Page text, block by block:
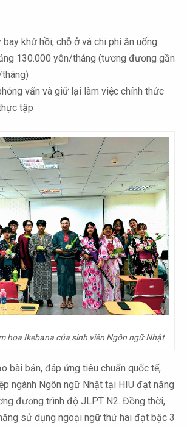
bay khứ hồi, chỗ ở và chi phí ăn uống
130.000 yên/tháng (tương đương gần
vấn và giữ lại làm việc chính thức
tập
hoa Ikebana của sinh viên Ngôn ngữ Nhật
bài bản, đáp ứng tiêu chuẩn quốc tế,
ngành Ngôn ngữ Nhật tại HIU đạt năng
đương trình độ JLPT N2. Đồng thời,
sử dụng ngoại ngữ thứ hai đạt bậc 3